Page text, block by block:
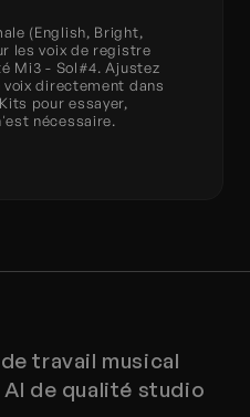
(English, Bright,
les voix de registre
Mi3 - Sol#4. Ajustez
directement dans
pour essayer,
nécessaire.
travail musical
de qualité studio